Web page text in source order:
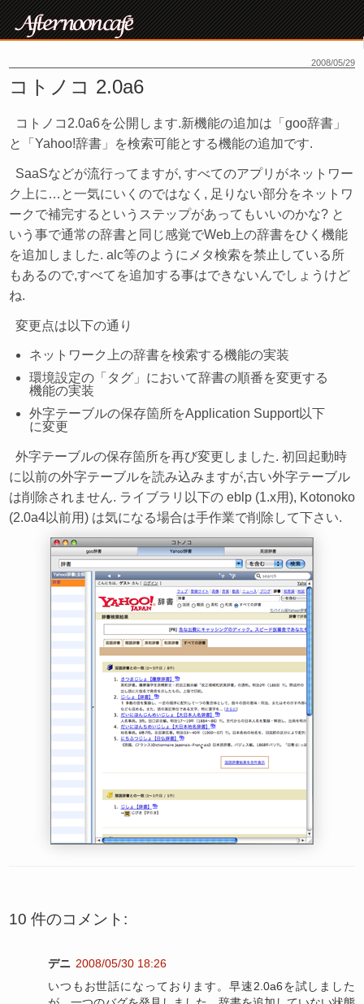
2008/05/29
コトノコ 2.0a6
コトノコ2.0a6を公開します.新機能の追加は「goo辞書」
と「Yahoo!辞書」を検索可能とする機能の追加です.
SaaSなどが流行ってますが, すべてのアプリがネットワー
ク上に…と一気にいくのではなく, 足りない部分をネットワ
ークで補完するというステップがあってもいいのかな? と
いう事で通常の辞書と同じ感覚でWeb上の辞書をひく機能
を追加しました. alc等のようにメタ検索を禁止している所
もあるので,すべてを追加する事はできないんでしょうけど
ね.
変更点は以下の通り
ネットワーク上の辞書を検索する機能の実装
環境設定の「タグ」において辞書の順番を変更する
機能の実装
外字テーブルの保存箇所をApplication Support以下
に変更
外字テーブルの保存箇所を再び変更しました. 初回起動時
に以前の外字テーブルを読み込みますが,古い外字テーブル
は削除されません. ライブラリ以下の eblp (1.x用), Kotonoko
(2.0a4以前用) は気になる場合は手作業で削除して下さい.
10 件のコメント:
デニ 2008/05/30 18:26
いつもお世話になっております。早速2.0a6を試しました